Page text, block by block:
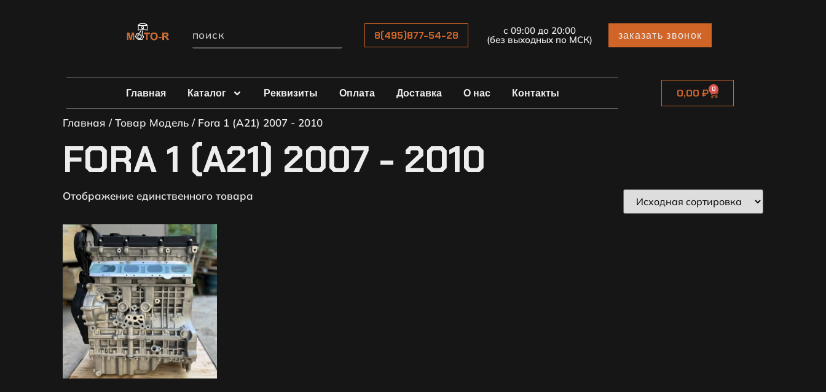
8(495)877-54-28 с 09:00 до 20:00
(без выходных по МСК) заказать звонок
Главная Каталог Реквизиты Оплата Доставка О нас Контакты 0,00₽ 0
Главная / Товар Модель / Fora 1 (A21) 2007 - 2010
FORA 1 (A21) 2007 - 2010
Отображение единственного товара